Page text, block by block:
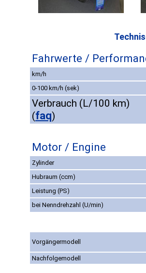
Fahrwerte /
km/h
0-100 km/h (sek)
Verbrauch (L/100 km)
(faq)
Motor / Engine
Zylinder
Hubraum (ccm)
Leistung (PS)
bei Nenndrehzahl (U/min)
Vorgängermodell
Nachfolgemodell